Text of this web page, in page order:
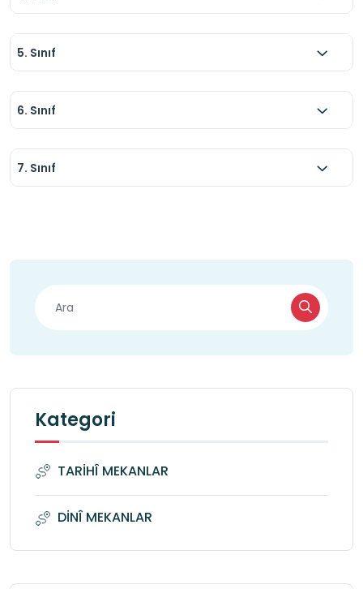
5. Sınıf
6. Sınıf
7. Sınıf
Kategori
TARİHÎ MEKANLAR
DİNÎ MEKANLAR